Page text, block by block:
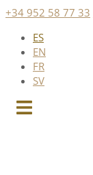
Saltar
contenido
+34 952 58 77 33
ES
EN
FR
SV